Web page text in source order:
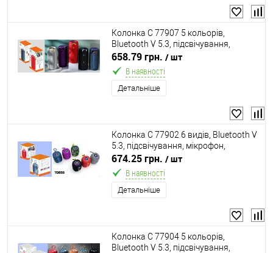
Колонка C 77907 5 кольорів,
Bluetooth V 5.3, підсвічування,
мікрофон, підтримка TF-карти, TWS,
роз’єми AUX, type-С, USB, вбудований
акумулятор 3,
658.79 грн. / шт
В наявності
Детальніше
Колонка C 77902 6 видів, Bluetooth V
5.3, підсвічування, мікрофон,
підтримка TF-карти, TWS, роз’єми
type-С, USB, вбудований акумулятор
3,7V, в ко
674.25 грн. / шт
В наявності
Детальніше
Колонка C 77904 5 кольорів,
Bluetooth V 5.3, підсвічування,